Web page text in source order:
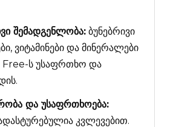
შემადგენლობა: ბუნებრივი
ვიტამინები და მინერალები
Free-ს უსაფრთხო და
და უსაფრთხოება:
კვლევებით.